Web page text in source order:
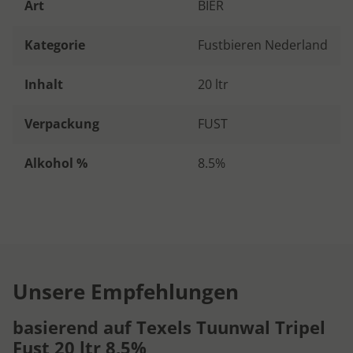
Art BIER
Kategorie Fustbieren Nederland
Inhalt 20 ltr
Verpackung FUST
Alkohol % 8.5%
Unsere Empfehlungen
basierend auf Texels Tuunwal Tripel
Fust 20 ltr 8,5%